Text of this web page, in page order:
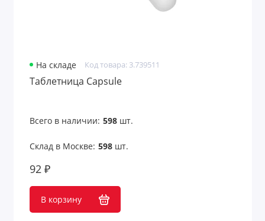
На складе Код товара: 3.739511
Таблетница Capsule
Всего в наличии: 598шт.
Склад в Москве: 598шт.
92 ₽
В корзину